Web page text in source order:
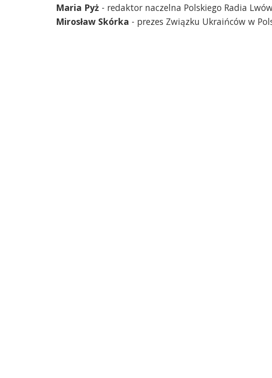
Maria Pyż - redaktor naczelna Polskiego Radia
Mirosław Skórka - prezes Związku Ukraińców w